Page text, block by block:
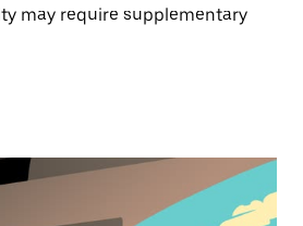
may require supplementary